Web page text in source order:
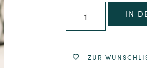
IN
ZUR